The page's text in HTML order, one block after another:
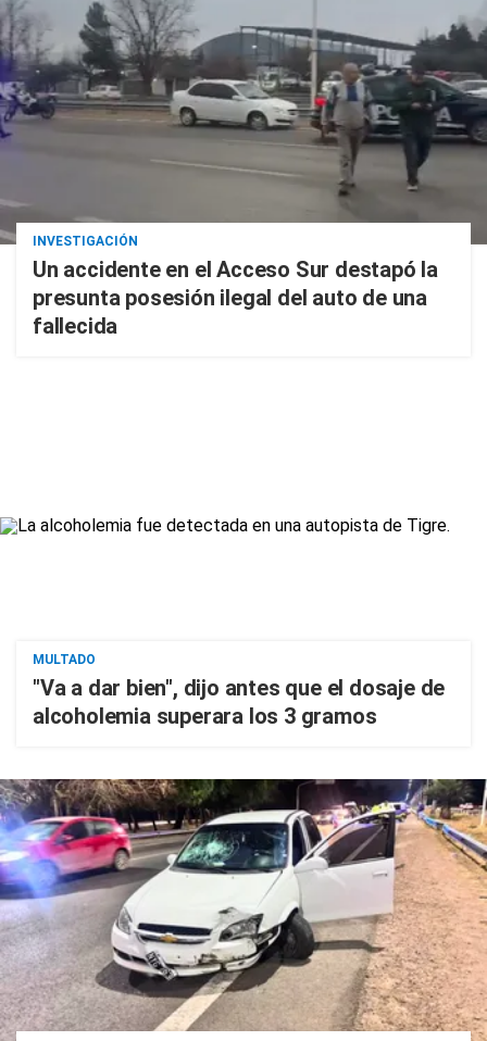
INVESTIGACIÓN
Un accidente en el Acceso Sur destapó la
presunta posesión ilegal del auto de una
fallecida
MULTADO
"Va a dar bien", dijo antes que el dosaje de
alcoholemia superara los 3 gramos